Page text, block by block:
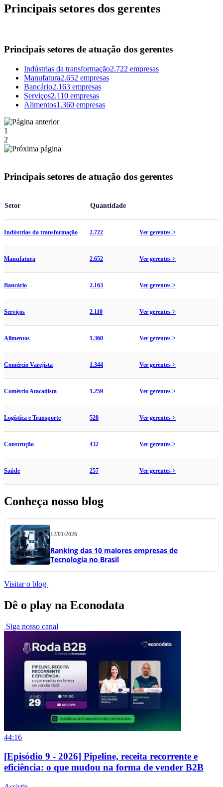
Principais setores dos gerentes
Principais setores de atuação dos gerentes
Indústrias da transformação2.722 empresas
Manufatura2.652 empresas
Bancário2.163 empresas
Serviços2.110 empresas
Alimentos1.360 empresas
1
2
Principais setores de atuação dos gerentes
Setor Quantidade
Indústrias da transformação 2.722 Ver gerentes >
Manufatura 2.652 Ver gerentes >
Bancário 2.163 Ver gerentes >
Serviços 2.110 Ver gerentes >
Alimentos 1.360 Ver gerentes >
Comércio Varejista 1.344 Ver gerentes >
Comércio Atacadista 1.259 Ver gerentes >
Logística e Transporte 528 Ver gerentes >
Construção 432 Ver gerentes >
Saúde 257 Ver gerentes >
Conheça nosso blog
12/01/2026
Ranking das 10 maiores empresas de
Tecnologia no Brasil
Visitar o blog
Dê o play na Econodata
Siga nosso canal
44:16
[Episódio 9 - 2026] Pipeline, receita recorrente e
eficiência: o que mudou na forma de vender B2B